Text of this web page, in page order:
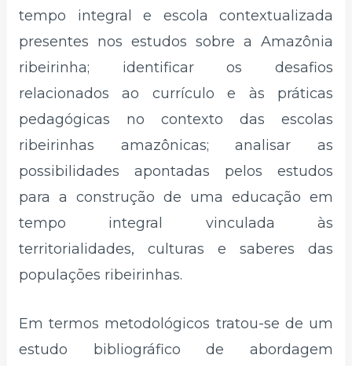
tempo integral e escola contextualizada
presentes nos estudos sobre a Amazônia
ribeirinha; identificar os desafios
relacionados ao currículo e às práticas
pedagógicas no contexto das escolas
ribeirinhas amazônicas; analisar as
possibilidades apontadas pelos estudos
para a construção de uma educação em
tempo integral vinculada às
territorialidades, culturas e saberes das
populações ribeirinhas.
Em termos metodológicos tratou-se de um
estudo bibliográfico de abordagem